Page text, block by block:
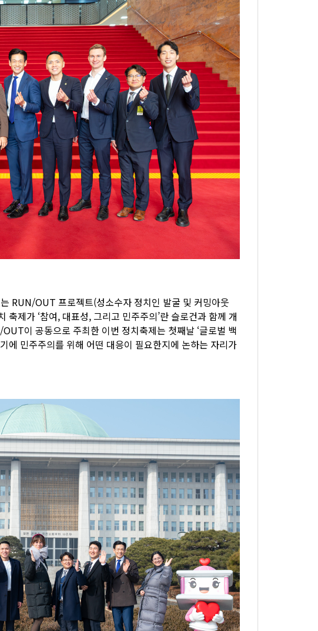
RUN/OUT 프로젝트(성소수자 정치인 발굴 및 커밍아웃
제가 ‘참여, 대표성, 그리고 민주주의’란 슬로건과 함께 개
이 공동으로 주최한 이번 정치축제는 첫째날 ‘글로벌 백
에 민주주의를 위해 어떤 대응이 필요한지에 논하는 자리가